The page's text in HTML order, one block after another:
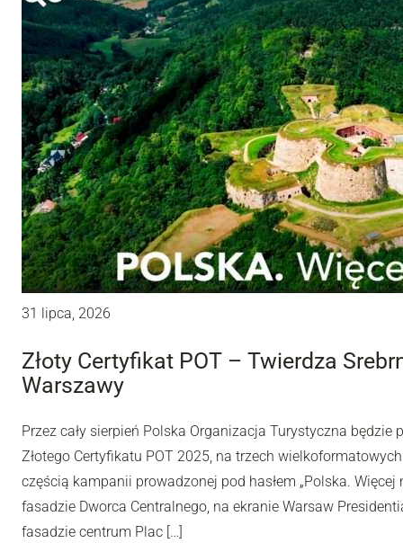
31 lipca, 2026
Złoty Certyfikat POT – Twierdza
Warszawy
Przez cały sierpień Polska Organizacja Turystyczna
Złotego Certyfikatu POT 2025, na trzech
częścią kampanii prowadzonej pod hasłem „Polska.
fasadzie Dworca Centralnego, na ekranie Warsaw
fasadzie centrum Plac […]